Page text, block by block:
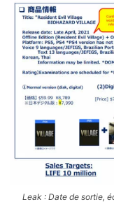
Leak : Date de sortie,